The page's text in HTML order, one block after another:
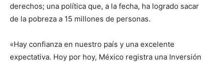
derechos; una política que, a la fecha, ha logrado sacar
de la pobreza a 15 millones de personas.
«Hay confianza en nuestro país y una excelente
expectativa. Hoy por hoy, México registra una Inversión